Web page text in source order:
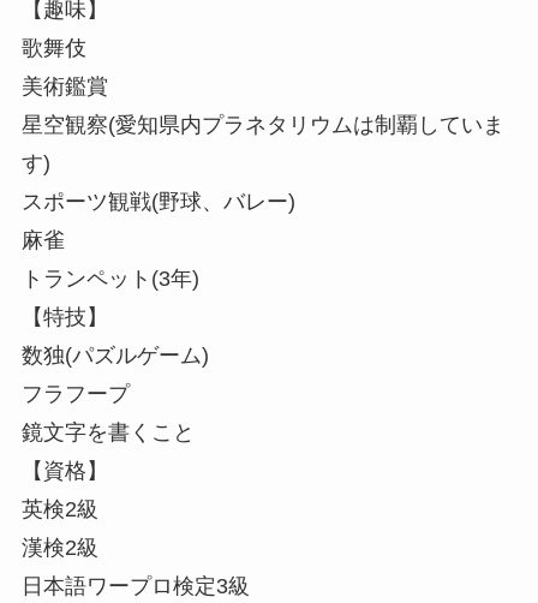
【趣味】
歌舞伎
美術鑑賞
星空観察(愛知県内プラネタリウムは制覇していま
す)
スポーツ観戦(野球、バレー)
麻雀
トランペット(3年)
【特技】
数独(パズルゲーム)
フラフープ
鏡文字を書くこと
【資格】
英検2級
漢検2級
日本語ワープロ検定3級